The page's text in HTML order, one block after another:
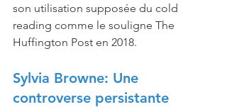
son utilisation supposée du cold
reading comme le souligne The
Huffington Post en 2018.
Sylvia Browne: Une
controverse persistante